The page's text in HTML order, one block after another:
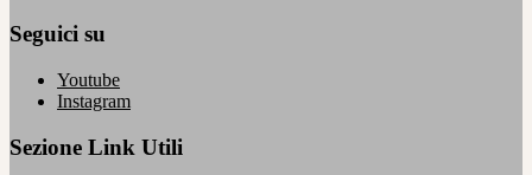
Seguici su
Youtube
Instagram
Sezione Link Utili